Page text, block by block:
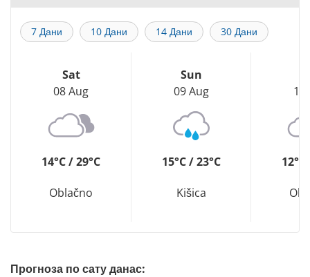
7 Дани 10 Дани 14 Дани 30 Дани
Sat
08 Aug
14°C / 29°C
Oblačno
Sun
09 Aug
15°C / 23°C
Kišica
10
12°C
Прогноза по сату данас: